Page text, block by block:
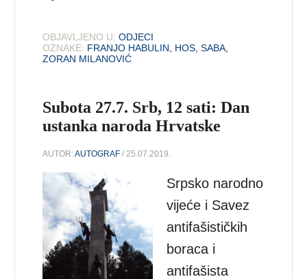
OBJAVLJENO U: ODJECI
OZNAKE: FRANJO HABULIN HOS ,SABA
ZORAN MILANOVIĆ
Subota 27.7. Srb, 12 sati: Dan
ustanka naroda Hrvatske
AUTOR:AUTOGRAF / 25.07.2019.
Srpsko narodno
vijeće i Savez
antifašističkih
boraca i
antifašista